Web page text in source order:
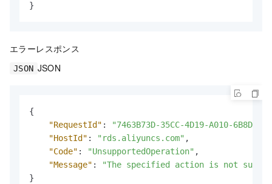
}
エラーレスポンス
JSON JSON
{
"RequestId" :
"7463B73D-35CC-4D19-A010-
"HostId" : "rds.aliyuncs.com" ,
"Code" : "UnsupportedOperation" ,
"Message" :
"The specified action is not
}